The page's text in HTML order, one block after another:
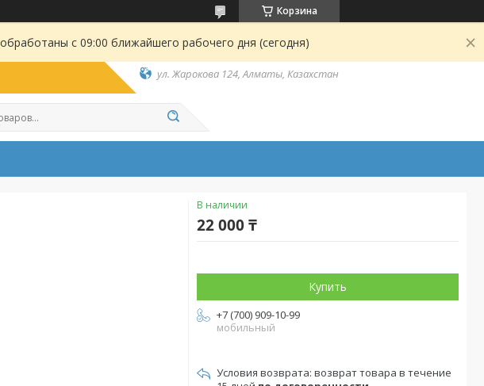
Корзина
с 09:00 ближайшего рабочего дня (сегодня)
ул. Жарокова 124, Алматы, Казахстан
В наличии
22 000 ₸
Купить
+7 (700) 909-10-99
мобильный
возврат товара в течение